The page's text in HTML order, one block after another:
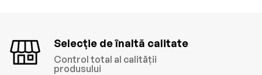
Selecție de înaltă calitate
Control total al calității
produsului